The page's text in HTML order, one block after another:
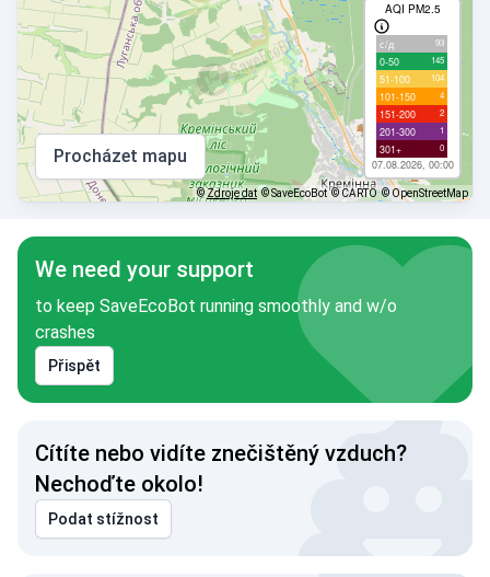
AQI PM2.5
с/д 93
0-50 145
51-100 104
101-150 4
151-200 2
201-300 1
301+ 0
07.08.2026, 00:00
Procházet mapu
©Zdroje dat © SaveEcoBot © CARTO © OpenStreetMap
We need your support
to keep SaveEcoBot running smoothly and w/o
crashes
Přispět
Cítíte nebo vidíte znečištěný vzduch?
Nechoďte okolo!
Podat stížnost